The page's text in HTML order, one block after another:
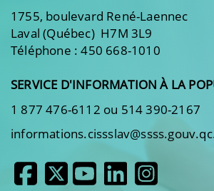
1755, boulevard René-Laennec
Laval (Québec) H7M 3L9
Téléphone : 450 668-1010
SERVICE D'INFORMATION À LA
1 877 476-6112 ou 514 390-2167